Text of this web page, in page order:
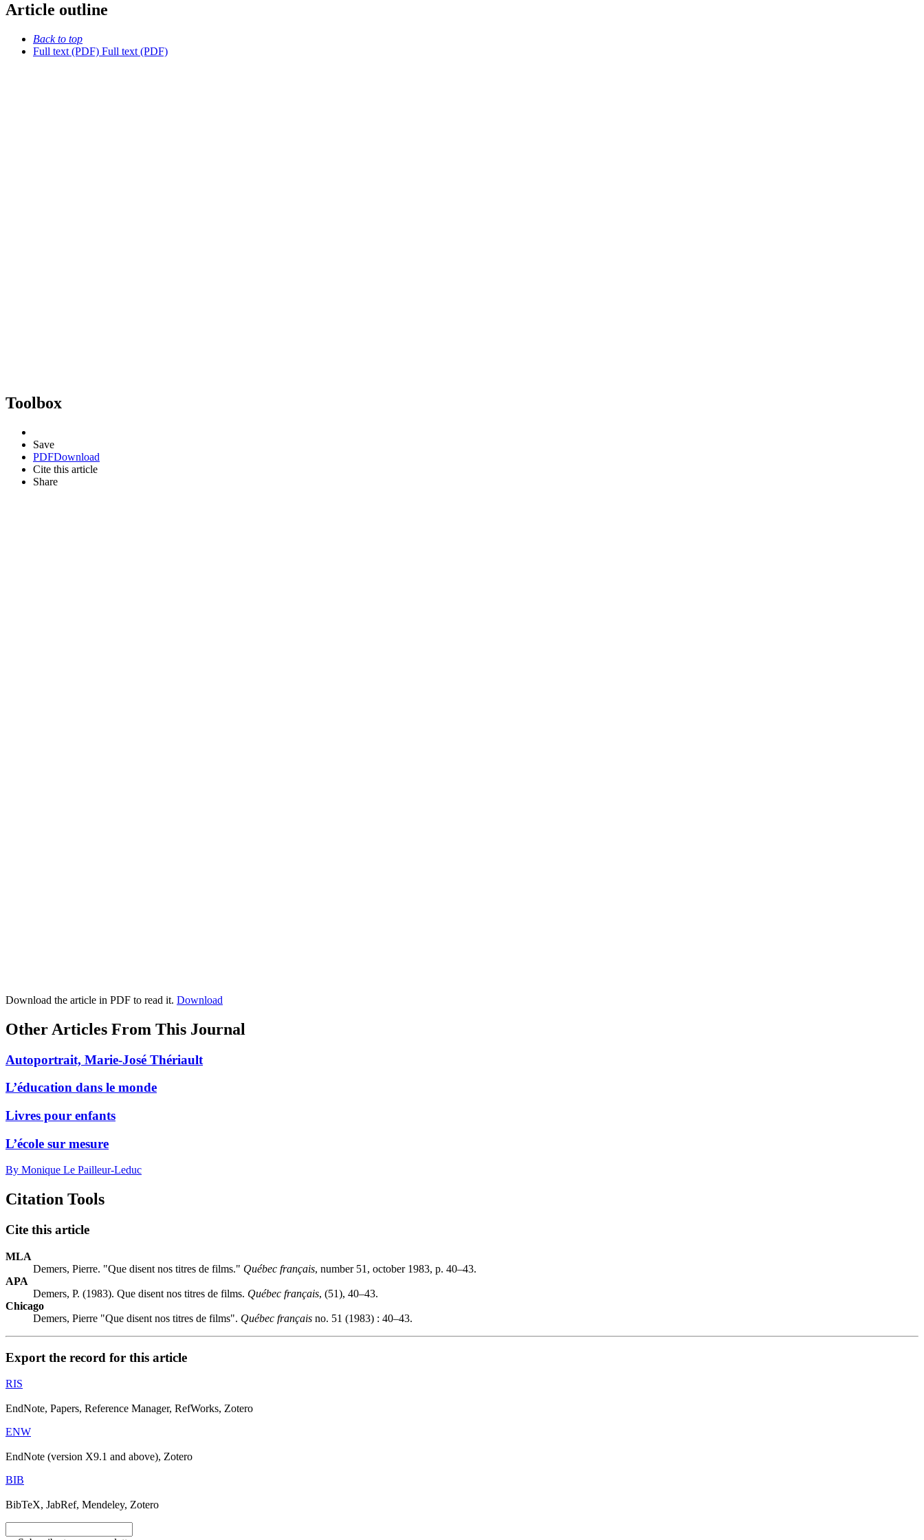
Article outline
Back to top
Full text (PDF) Full text (PDF)
Toolbox
Save
PDFDownload
Cite this article
Share
Download the article in PDF to read it. Download
Other Articles From This Journal
Autoportrait, Marie-José Thériault
L’éducation dans le monde
Livres pour enfants
L’école sur mesure
By Monique Le Pailleur-Leduc
Citation Tools
Cite this article
MLA
Demers, Pierre. "Que disent nos titres de films." Québec français, number 51, october 1983, p. 40–43.
APA
Demers, P. (1983). Que disent nos titres de films. Québec français, (51), 40–43.
Chicago
Demers, Pierre "Que disent nos titres de films". Québec français no. 51 (1983) : 40–43.
Export the record for this article
RIS
EndNote, Papers, Reference Manager, RefWorks, Zotero
ENW
EndNote (version X9.1 and above), Zotero
BIB
BibTeX, JabRef, Mendeley, Zotero